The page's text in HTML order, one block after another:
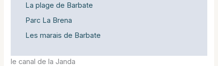
La plage de Barbate
Parc La Brena
Les marais de Barbate
le canal de la Janda